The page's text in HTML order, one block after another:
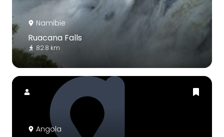
Namibie
Ruacana Falls
82.8 km
Angola